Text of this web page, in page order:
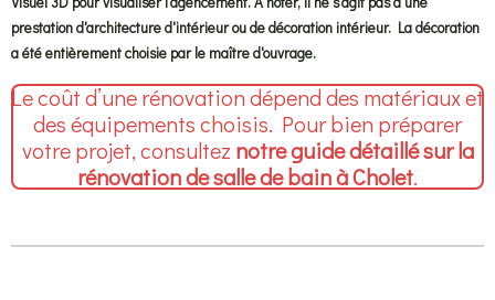
prestation d'architecture d'intérieur ou de décoration intérieur. La décoration
a été entièrement choisie par le maître d'ouvrage.
Le coût d’une rénovation dépend des matériaux et
des équipements choisis. Pour bien préparer
votre projet, consultez notre guide détaillé sur la
rénovation de salle de bain à Cholet.